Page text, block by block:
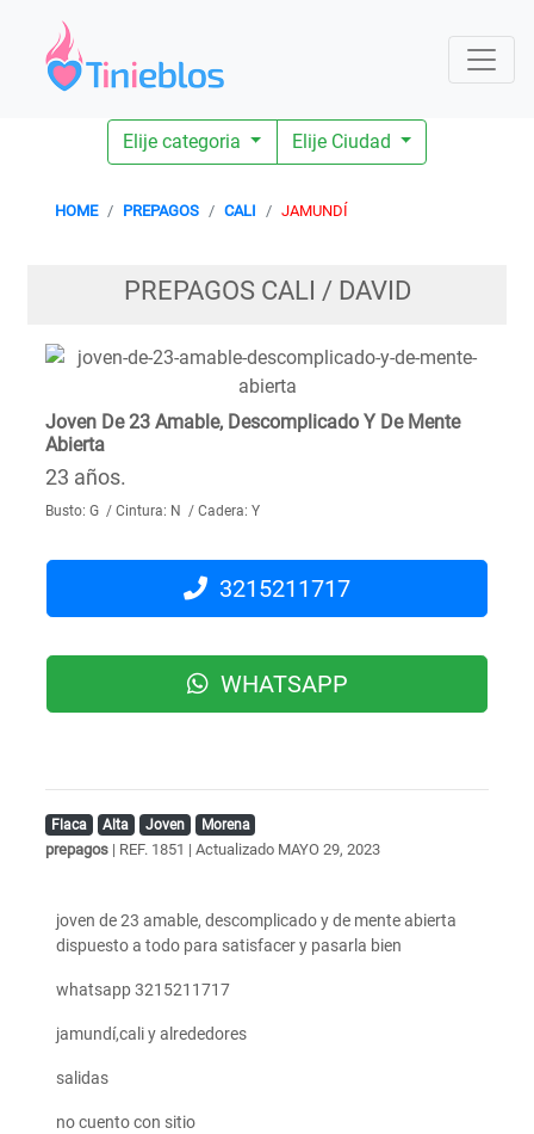
Elije categoria Elije Ciudad
HOME PREPAGOS CALI JAMUNDÍ
PREPAGOS CALI / DAVID
Joven De 23 Amable, Descomplicado Y De Mente
Abierta
23 años.
Busto: G / Cintura: N / Cadera: Y
3215211717
WHATSAPP
Flaca Alta Joven Morena
prepagos | REF. 1851 | Actualizado MAYO 29, 2023
joven de 23 amable, descomplicado y de mente abierta
dispuesto a todo para satisfacer y pasarla bien
whatsapp 3215211717
jamundí,cali y alrededores
salidas
no cuento con sitio